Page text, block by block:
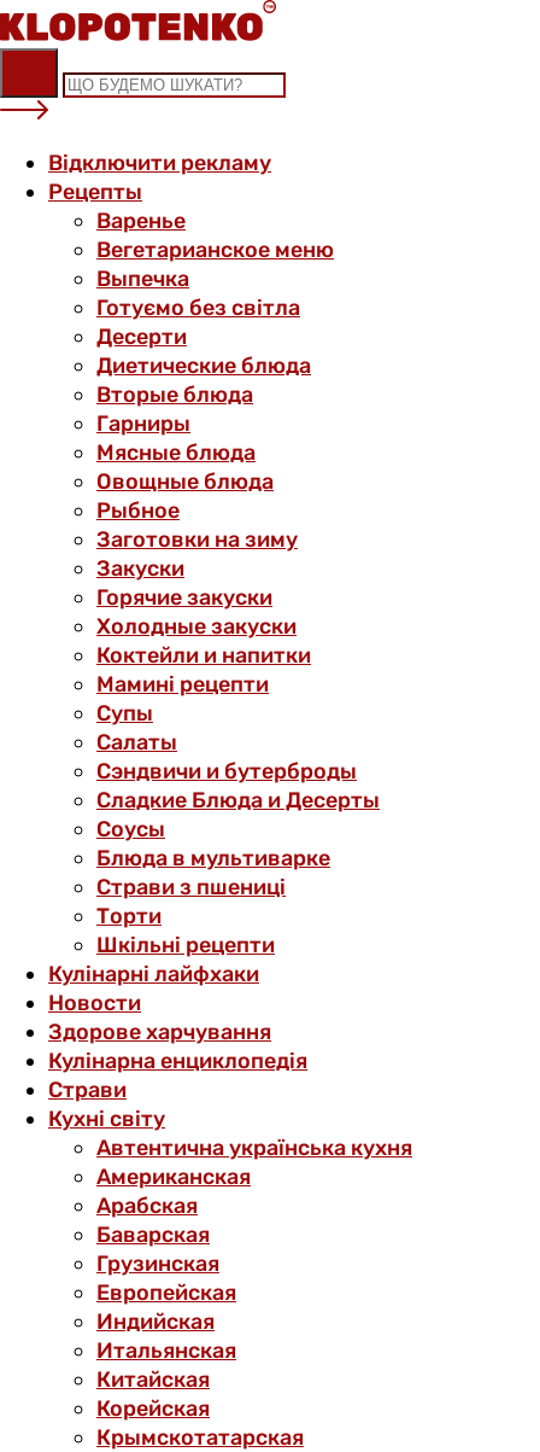
Skip
to
content
Відключити рекламу
Рецепты
Варенье
Вегетарианское меню
Выпечка
Готуємо без світла
Десерти
Диетические блюда
Вторые блюда
Гарниры
Мясные блюда
Овощные блюда
Рыбное
Заготовки на зиму
Закуски
Горячие закуски
Холодные закуски
Коктейли и напитки
Мамині рецепти
Супы
Салаты
Сэндвичи и бутерброды
Сладкие Блюда и Десерты
Соусы
Блюда в мультиварке
Страви з пшениці
Торти
Шкільні рецепти
Кулінарні лайфхаки
Новости
Здорове харчування
Кулінарна енциклопедія
Страви
Кухні світу
Автентична українська кухня
Американская
Арабская
Баварская
Грузинская
Европейская
Индийская
Итальянская
Китайская
Корейская
Крымскотатарская